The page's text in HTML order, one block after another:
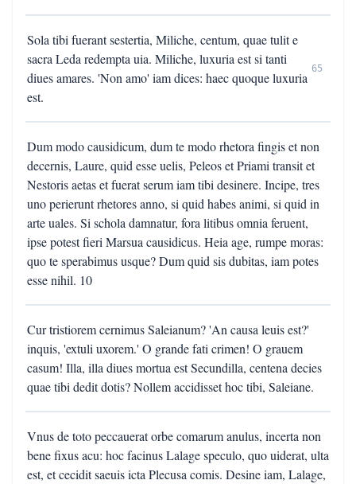
Sola tibi fuerant sestertia, Miliche, centum, quae tulit e
sacra Leda redempta uia. Miliche, luxuria est si tanti
diues amares. 'Non amo' iam dices: haec quoque luxuria
est.
65
Dum modo causidicum, dum te modo rhetora fingis et non
decernis, Laure, quid esse uelis, Peleos et Priami transit et
Nestoris aetas et fuerat serum iam tibi desinere. Incipe, tres
uno perierunt rhetores anno, si quid habes animi, si quid in
arte uales. Si schola damnatur, fora litibus omnia feruent,
ipse potest fieri Marsua causidicus. Heia age, rumpe moras:
quo te sperabimus usque? Dum quid sis dubitas, iam potes
esse nihil. 10
Cur tristiorem cernimus Saleianum? 'An causa leuis est?'
inquis, 'extuli uxorem.' O grande fati crimen! O grauem
casum! Illa, illa diues mortua est Secundilla, centena decies
quae tibi dedit dotis? Nollem accidisset hoc tibi, Saleiane.
Vnus de toto peccauerat orbe comarum anulus, incerta non
bene fixus acu: hoc facinus Lalage speculo, quo uiderat, ulta
est, et cecidit saeuis icta Plecusa comis. Desine iam, Lalage,